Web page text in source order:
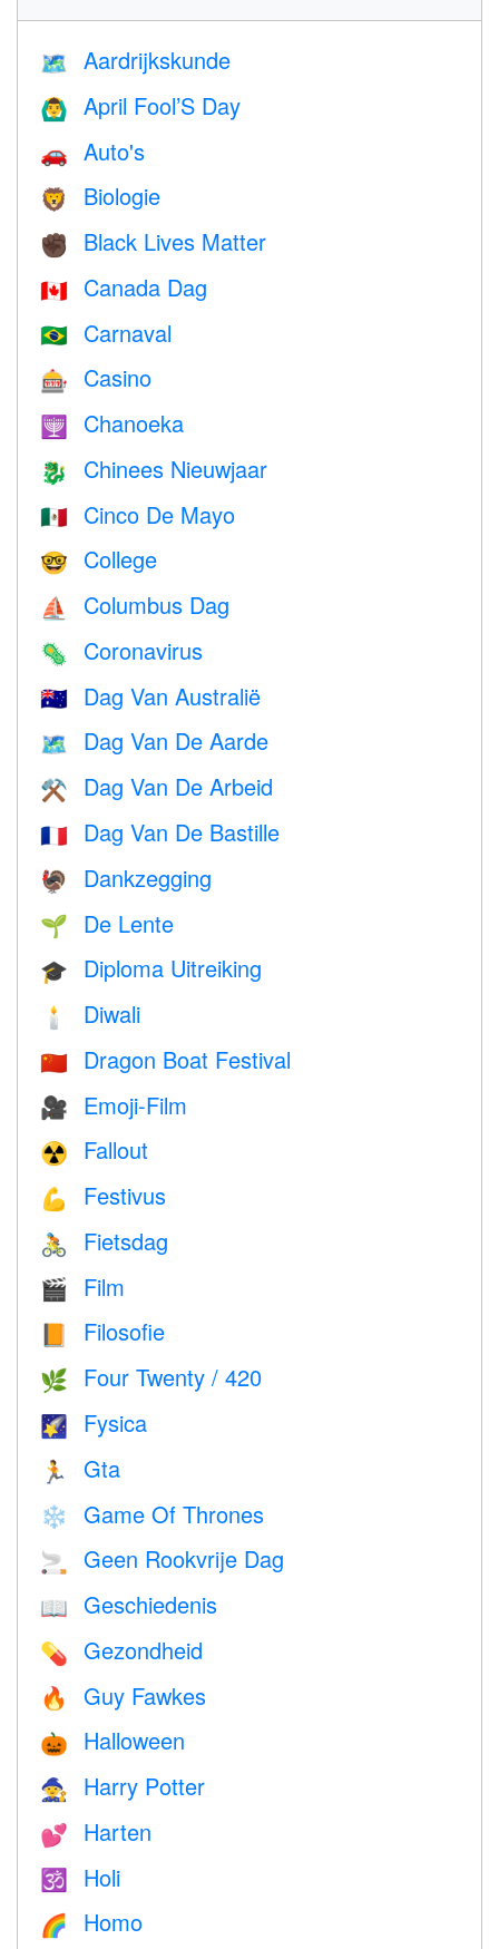
🗺 Aardrijkskunde
🙆‍♂️ April Fool’S Day
🚗 Auto's
🦁 Biologie
✊🏿 Black Lives Matter
🇨🇦 Canada Dag
🇧🇷 Carnaval
🎰 Casino
🕎 Chanoeka
🐉 Chinees Nieuwjaar
🇲🇽 Cinco De Mayo
🤓 College
⛵️ Columbus Dag
🦠 Coronavirus
🇦🇺 Dag Van Australië
🗺️ Dag Van De Aarde
⚒️ Dag Van De Arbeid
🇫🇷 Dag Van De Bastille
🦃 Dankzegging
🌱 De Lente
🎓 Diploma Uitreiking
🕯 Diwali
🇨🇳 Dragon Boat Festival
🎥 Emoji-Film
☢️ Fallout
💪 Festivus
🚴 Fietsdag
🎬 Film
📙 Filosofie
🌿 Four Twenty / 420
🌠 Fysica
🏃 Gta
❄️ Game Of Thrones
🚬 Geen Rookvrije Dag
📖 Geschiedenis
💊 Gezondheid
🔥 Guy Fawkes
🎃 Halloween
🧙 Harry Potter
💕 Harten
🕉 Holi
🌈 Homo